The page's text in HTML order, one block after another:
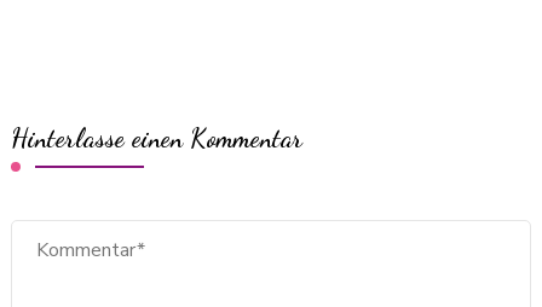
Hinterlasse einen Kommentar